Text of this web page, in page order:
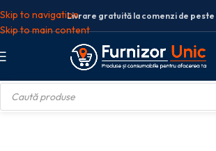
Skip to navigation
Skip to main content
Livrare gratuită la comenzi de peste
Set caserole aluminiu dreptunghiulare,